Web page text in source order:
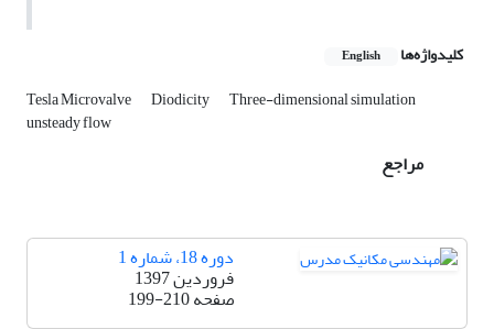
کلیدواژه‌ها English
Tesla Microvalve Diodicity Three-dimensional simulation
unsteady flow
مراجع
دوره 18، شماره 1
فروردین 1397
صفحه199-210